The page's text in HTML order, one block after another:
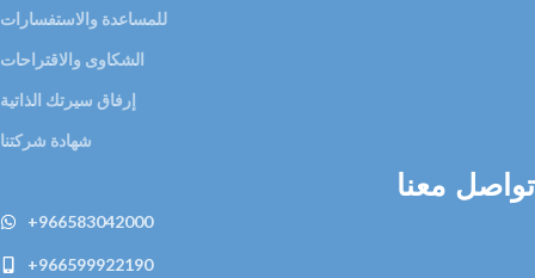
للمساعدة والاستفسارات
الشكاوى والاقتراحات
إرفاق سيرتك الذاتية
شهادة شركتنا
تواصل معنا
+966583042000
+966599922190